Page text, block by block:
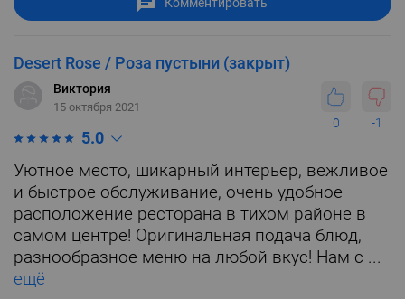
Desert Rose / Роза пустыни (закрыт)
0 -1
Виктория
15 октября 2021
5.0
Уютное место, шикарный интерьер, вежливое
и быстрое обслуживание, очень удобное
расположение ресторана в тихом районе в
самом центре! Оригинальная подача блюд,
разнообразное меню на любой вкус! Нам с ...
ещё